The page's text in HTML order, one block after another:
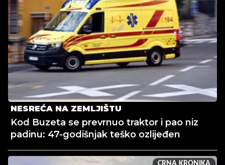
NESREĆA NA ZEMLJIŠTU
Kod Buzeta se prevrnuo traktor i pao niz
padinu: 47-godišnjak teško ozlijeđen